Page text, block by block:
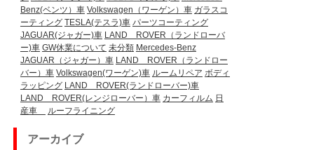
Benz(ベンツ）車 Volkswagen（ワーゲン）車 ガラスコ
ーティング TESLA(テスラ)車 パーツコーティング
JAGUAR(ジャガー)車 LAND ROVER（ランドローバ
ー)車 GW休業について 未分類 Mercedes-Benz
JAGUAR（ジャガー）車 LAND ROVER（ランドロー
バー）車 Volkswagen(ワーゲン)車 ルームリペア ボディ
ラッピング LAND ROVER(ランドローバー)車
LAND ROVER(レンジローバー）車 カーフィルム 日
産車
ルーフライニング
アーカイブ